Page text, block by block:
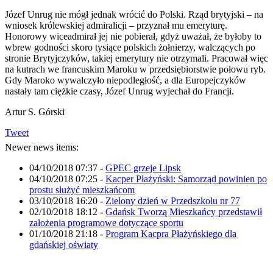
Józef Unrug nie mógł jednak wrócić do Polski. Rząd brytyjski – na
wniosek królewskiej admiralicji – przyznał mu emeryturę.
Honorowy wiceadmirał jej nie pobierał, gdyż uważał, że byłoby to
wbrew godności skoro tysiące polskich żołnierzy, walczących po
stronie Brytyjczyków, takiej emerytury nie otrzymali. Pracował więc
na kutrach we francuskim Maroku w przedsiębiorstwie połowu ryb.
Gdy Maroko wywalczyło niepodległość, a dla Europejczyków
nastały tam ciężkie czasy, Józef Unrug wyjechał do Francji.
Artur S. Górski
Tweet
Newer news items:
04/10/2018 07:37 - GPEC grzeje Lipsk
04/10/2018 07:25 - Kacper Płażyński: Samorząd powinien po
prostu służyć mieszkańcom
03/10/2018 16:20 - Zielony dzień w Przedszkolu nr 77
02/10/2018 18:12 - Gdańsk Tworzą Mieszkańcy przedstawił
założenia programowe dotyczące sportu
01/10/2018 21:18 - Program Kacpra Płażyńskiego dla
gdańskiej oświaty